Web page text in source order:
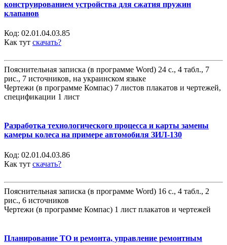
конструированием устройства для сжатия пружин
клапанов
Код: 02.01.04.03.85
Как тут скачать?
Пояснительная записка (в программе Word) 24 с., 4 табл., 7
рис., 7 источников, на украинском языке
Чертежи (в программе Компас) 7 листов плакатов и чертежей,
спецификации 1 лист
Разработка технологического процесса и карты замены
камеры колеса на примере автомобиля ЗИЛ-130
Код: 02.01.04.03.86
Как тут скачать?
Пояснительная записка (в программе Word) 16 с., 4 табл., 2
рис., 6 источников
Чертежи (в программе Компас) 1 лист плакатов и чертежей
Планирование ТО и ремонта, управление ремонтным